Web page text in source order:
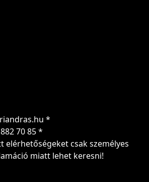
*
70 85 *
elérhetőségeket csak személyes
miatt lehet keresni!